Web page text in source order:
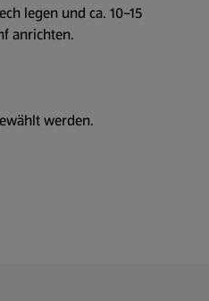
legen und ca. 10–15
anrichten.
werden.